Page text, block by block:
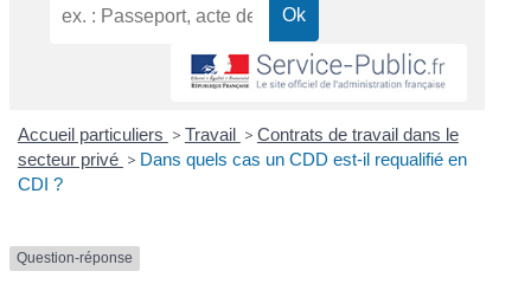
Accueil particuliers > Travail > Contrats de travail dans le
secteur privé > Dans quels cas un CDD est-il requalifié en
CDI ?
Question-réponse